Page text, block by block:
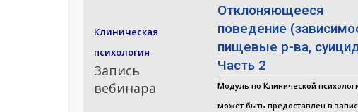
Клиническая
психология
Запись
вебинара
Отклоняющееся
поведение
пищевые р-ва,
Часть 2
Модуль по Клинической
может быть предоставлен в